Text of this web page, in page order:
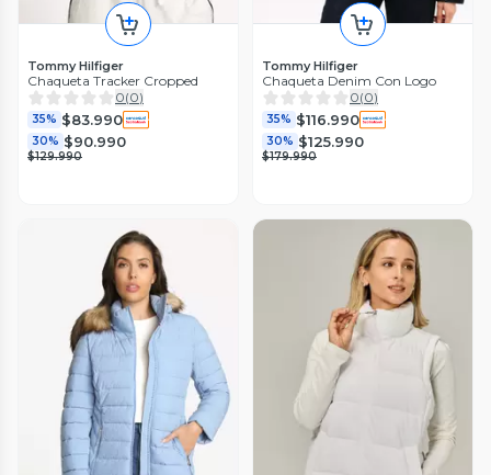
Tommy Hilfiger
Chaqueta Tracker Cropped
0(0)
35% $83.990
30% $90.990
$129.990
Tommy Hilfiger
Chaqueta Denim Con Logo
0(0)
35% $116.990
30% $125.990
$179.990